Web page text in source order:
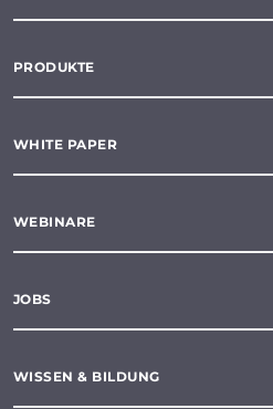
PRODUKTE
WHITE PAPER
WEBINARE
JOBS
WISSEN & BILDUNG